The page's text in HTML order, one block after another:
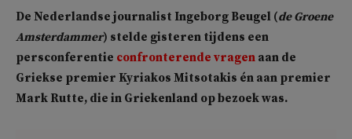
De Nederlandse journalist Ingeborg Beugel (de Groene
Amsterdammer) stelde gisteren tijdens een
persconferentie confronterende vragen aan de
Griekse premier Kyriakos Mitsotakis én aan premier
Mark Rutte, die in Griekenland op bezoek was.